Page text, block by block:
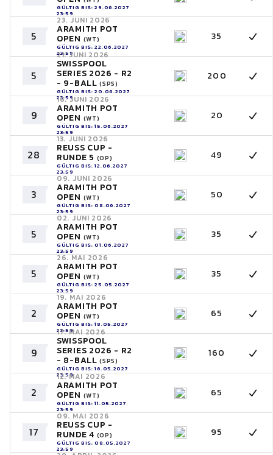
GÜLTIG BIS: 29.06.2027
23:59
5
23. JUNI 2026
ARAMITH POT
OPEN (WT)
GÜLTIG BIS: 22.06.2027
23:59
35
5
21. JUNI 2026
SWISSPOOL
SERIES 2026 - R2
- 9-BALL(SPS)
GÜLTIG BIS: 20.06.2027
23:59
200
9
16. JUNI 2026
ARAMITH POT
OPEN (WT)
GÜLTIG BIS: 15.06.2027
23:59
20
28
13. JUNI 2026
REUSS CUP -
RUNDE 5 (OP)
GÜLTIG BIS: 12.06.2027
23:59
49
3
09. JUNI 2026
ARAMITH POT
OPEN (WT)
GÜLTIG BIS: 08.06.2027
23:59
50
5
02. JUNI 2026
ARAMITH POT
OPEN (WT)
GÜLTIG BIS: 01.06.2027
23:59
35
5
26. MAI 2026
ARAMITH POT
OPEN (WT)
GÜLTIG BIS: 25.05.2027
23:59
35
2
19. MAI 2026
ARAMITH POT
OPEN (WT)
GÜLTIG BIS: 18.05.2027
23:59
65
9
17. MAI 2026
SWISSPOOL
SERIES 2026 - R2
- 8-BALL(SPS)
GÜLTIG BIS: 16.05.2027
23:59
160
2
12. MAI 2026
ARAMITH POT
OPEN (WT)
GÜLTIG BIS: 11.05.2027
23:59
65
17
09. MAI 2026
REUSS CUP -
RUNDE 4 (OP)
GÜLTIG BIS: 08.05.2027
23:59
95